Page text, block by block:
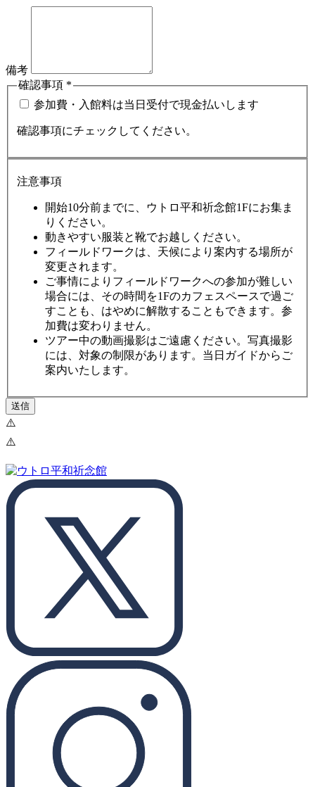
備考
確認事項 *
参加費・入館料は当日受付で現金払いします
確認事項にチェックしてください。
注意事項
開始10分前までに、ウトロ平和祈念館1Fにお集ま
りください。
動きやすい服装と靴でお越しください。
フィールドワークは、天候により案内する場所が
変更されます。
ご事情によりフィールドワークへの参加が難しい
場合には、その時間を1Fのカフェスペースで過ご
すことも、はやめに解散することもできます。参
加費は変わりません。
ツアー中の動画撮影はご遠慮ください。写真撮影
には、対象の制限があります。当日ガイドからご
案内いたします。
送信